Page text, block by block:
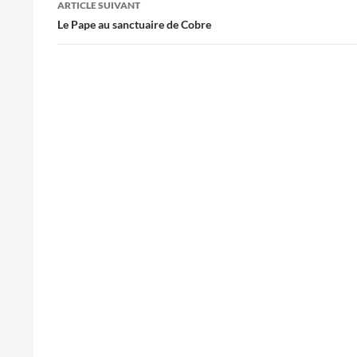
ARTICLE SUIVANT
Le Pape au sanctuaire de Cobre